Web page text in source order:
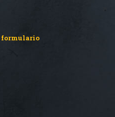
formulario